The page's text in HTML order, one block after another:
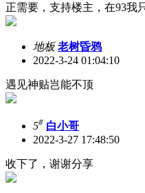
正需要，支持楼主，在93我
地板 老树昏鸦
2022-3-24 01:04:10
遇见神贴岂能不顶
5# 白小哥
2022-3-27 17:48:50
收下了，谢谢分享